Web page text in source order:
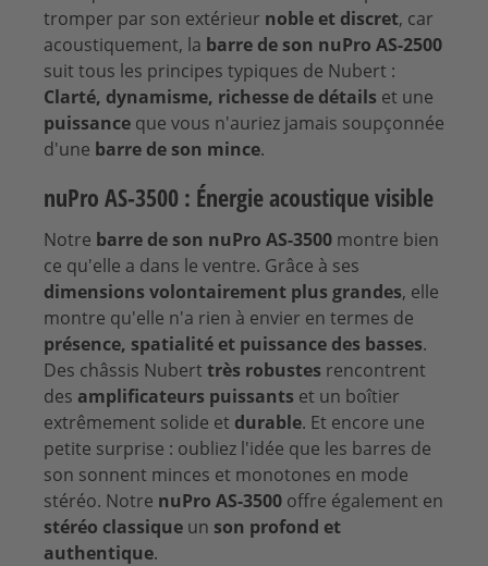
tromper par son extérieur noble et discret, car
acoustiquement, la barre de son nuPro AS-2500
suit tous les principes typiques de Nubert :
Clarté, dynamisme, richesse de détails et une
puissance que vous n'auriez jamais soupçonnée
d'une barre de son mince.
nuPro AS-3500 : Énergie acoustique visible
Notre barre de son nuPro AS-3500 montre bien
ce qu'elle a dans le ventre. Grâce à ses
dimensions volontairement plus grandes, elle
montre qu'elle n'a rien à envier en termes de
présence, spatialité et puissance des basses.
Des châssis Nubert très robustes rencontrent
des amplificateurs puissants et un boîtier
extrêmement solide et durable. Et encore une
petite surprise : oubliez l'idée que les barres de
son sonnent minces et monotones en mode
stéréo. Notre nuPro AS-3500 offre également en
stéréo classique un son profond et
authentique.